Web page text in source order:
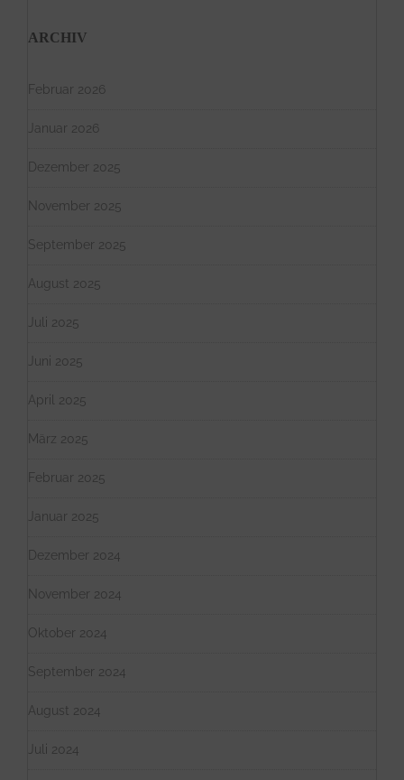
ARCHIV
Februar 2026
Januar 2026
Dezember 2025
November 2025
September 2025
August 2025
Juli 2025
Juni 2025
April 2025
März 2025
Februar 2025
Januar 2025
Dezember 2024
November 2024
Oktober 2024
September 2024
August 2024
Juli 2024